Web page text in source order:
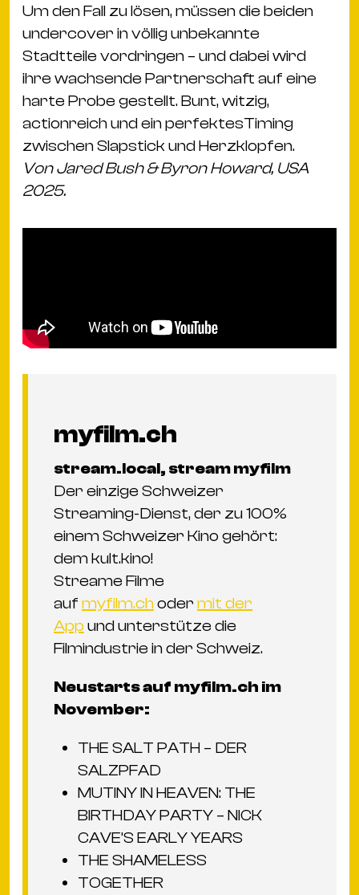
Um den Fall zu lösen, müssen die beiden
undercover in völlig unbekannte
Stadtteile vordringen – und dabei wird
ihre wachsende Partnerschaft auf eine
harte Probe gestellt. Bunt, witzig,
actionreich und ein perfektesTiming
zwischen Slapstick und Herzklopfen.
Von Jared Bush & Byron Howard, USA
2025.
myfilm.ch
stream.local, stream myfilm
Der einzige Schweizer
Streaming-Dienst, der zu 100%
einem Schweizer Kino gehört:
dem kult.kino!
Streame Filme
auf myfilm.choder mit der
App und unterstütze die
Filmindustrie in der Schweiz.
Neustarts auf myfilm.ch im
November:
THE SALT PATH – DER
SALZPFAD
MUTINY IN HEAVEN: THE
BIRTHDAY PARTY – NICK
CAVE’S EARLY YEARS
THE SHAMELESS
TOGETHER